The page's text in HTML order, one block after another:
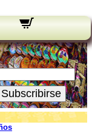
Novedades:
Su Email:
Subscribirse